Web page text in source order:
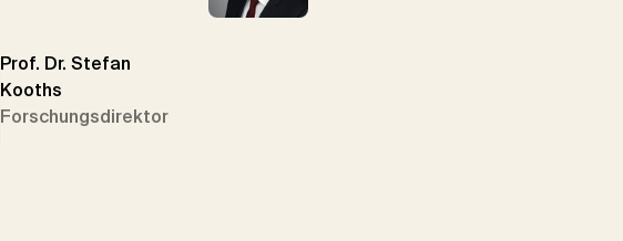
Prof. Dr. Stefan
Kooths
Forschungsdirektor